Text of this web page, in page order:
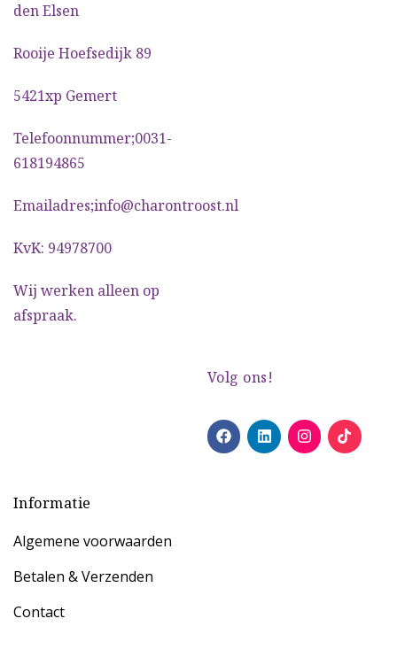
den Elsen
Rooije Hoefsedijk 89
5421xp Gemert
Telefoonnummer;0031-
618194865
Emailadres;info@charontroost.nl
KvK: 94978700
Wij werken alleen op
afspraak.
Volg ons!
Informatie
Algemene voorwaarden
Betalen & Verzenden
Contact